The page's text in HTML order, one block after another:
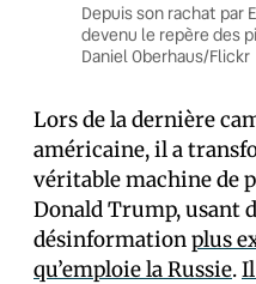
Depuis son rachat par
devenu le repère des
Daniel Oberhaus/Flickr
Lors de la dernière
américaine, il a
véritable machine de
Donald Trump, usant
désinformationplus
qu’emploie la Russie.